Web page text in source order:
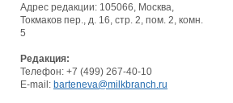
Адрес редакции: 105066, Москва,
Токмаков пер., д. 16, стр. 2, пом. 2, комн.
5
Редакция:
Телефон: +7 (499) 267-40-10
E-mail: barteneva@milkbranch.ru